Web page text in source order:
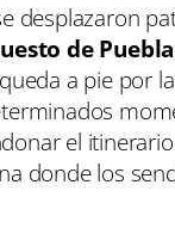
desplazaron
de
a pie por
el
donde los